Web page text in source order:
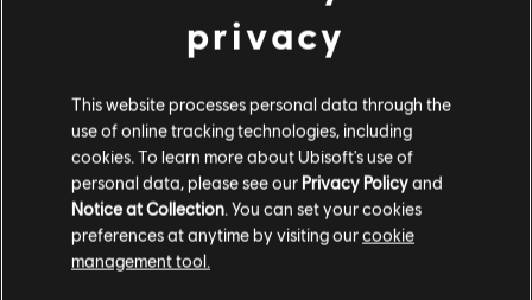
返回
推薦內容
privacy
This website processes personal data through the
use of online tracking technologies, including
cookies. To learn more about Ubisoft's use of
personal data, please see our Privacy Policyand
Notice at Collection. You can set your cookies
preferences at anytime by visiting ourcookie
management tool.